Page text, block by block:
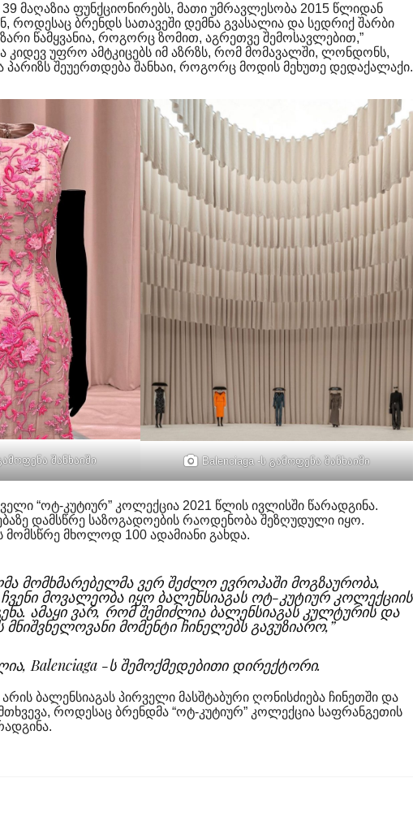
39 მაღაზია ფუნქციონირებს, მათი უმრავლესობა 2015 წლიდან
როდესაც ბრენდს სათავეში დემნა გვასალია და სედრიქ შარბი
წამყვანია, როგორც ზომით, აგრეთვე შემოსავლებით,”
კიდევ უფრო ამტკიცებს იმ აზრზს, რომ მომავალში, ლონდონს,
პარიზს შეუერთდება შანხაი, როგორც მოდის მეხუთე დედაქალაქი.
შანხაიში Balenciaga -ს გამოფენა შანხაიში
“ოტ-კუტიურ” კოლექცია 2021 წლის ივლისში წარადგინა.
დამსწრე საზოგადოების რაოდენობა შეზღუდული იყო.
მომსწრე მხოლოდ 100 ადამიანი გახდა.
მომხმარებელმა ვერ შეძლო ევროპაში მოგზაურობა,
მოვალეობა იყო ბალენსიაგას ოტ-კუტიურ კოლექციის
ამაყი ვარ, რომ შემიძლია ბალენსიაგას კულტურის და
მნიშვნელოვანი მომენტი ჩინელებს გავუზიარო,”
Balenciaga -ს შემოქმედებითი დირექტორი.
ბალენსიაგას პირველი მასშტაბური ღონისძიება ჩინეთში და
როდესაც ბრენდმა “ოტ-კუტიურ” კოლექცია საფრანგეთის